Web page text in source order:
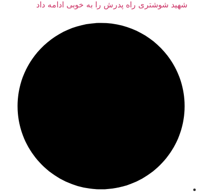
شهید شوشتری راه پدرش را به خوبی ادامه داد